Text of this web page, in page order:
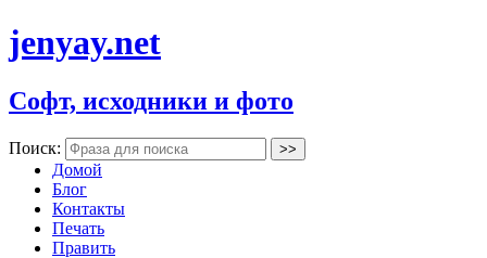
jenyay.net
Софт, исходники и фото
Поиск:
Домой
Блог
Контакты
Печать
Править